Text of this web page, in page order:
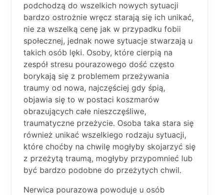
podchodzą do wszelkich nowych sytuacji
bardzo ostrożnie wręcz starają się ich unikać,
nie za wszelką cenę jak w przypadku fobii
społecznej, jednak nowe sytuacje stwarzają u
takich osób lęki. Osoby, które cierpią na
zespół stresu pourazowego dość często
borykają się z problemem przeżywania
traumy od nowa, najczęściej gdy śpią,
objawia się to w postaci koszmarów
obrazujących całe nieszczęśliwe,
traumatyczne przeżycie. Osoba taka stara się
również unikać wszelkiego rodzaju sytuacji,
które choćby na chwilę mogłyby skojarzyć się
z przeżytą traumą, mogłyby przypomnieć lub
być bardzo podobne do przeżytych chwil.
Nerwica pourazowa powoduje u osób